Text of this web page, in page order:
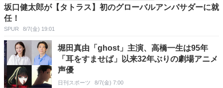
坂口健太郎が【タトラス】初のグローバルアンバサダーに就
任！
SPUR 8/7(金) 19:01
堀田真由「ghost」主演、高橋一生は95年
「耳をすませば」以来32年ぶりの劇場アニメ
声優
日刊スポーツ 8/7(金) 7:00